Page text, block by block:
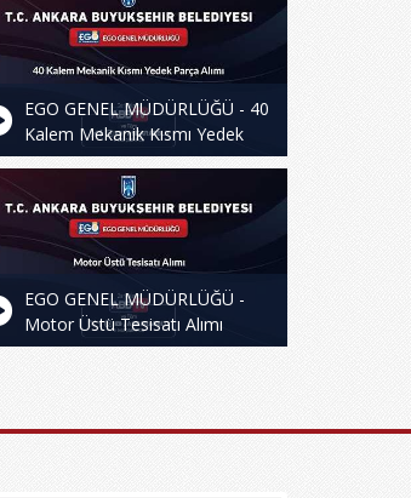
EGO GENEL MÜDÜRLÜĞÜ - 40
Kalem Mekanik Kısmı Yedek
Parça Alımı
EGO GENEL MÜDÜRLÜĞÜ -
Motor Üstü Tesisatı Alımı